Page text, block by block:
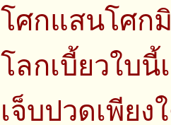
โศกแสนโศก
โลกเบี้ยวใบนี้
เจ็บปวดเพียง